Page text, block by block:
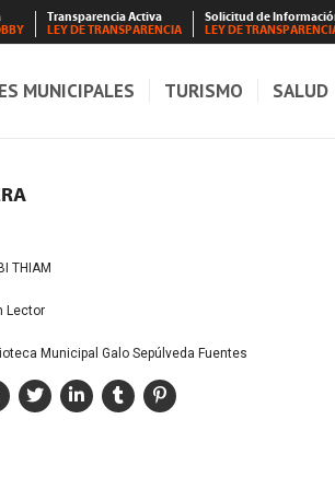
Transparencia Activa
LEY DE TRANSPARENCIA
Solicitud de
LEY DE
MUNICIPALES TURISMO SALUD
THIAM
Lector
Municipal Galo Sepúlveda Fuentes